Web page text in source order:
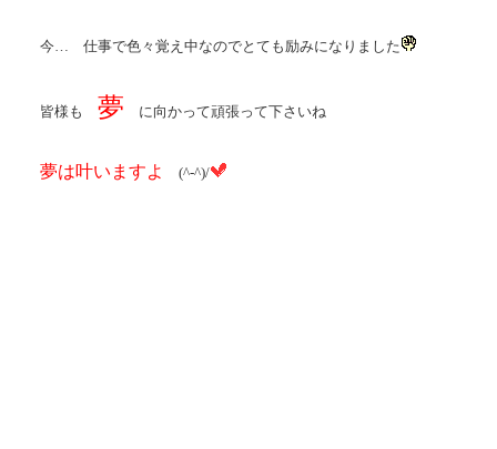
今… 仕事で色々覚え中なのでとても励みになりました
皆様も 夢 に向かって頑張って下さいね
夢は叶いますよ (^-^)/